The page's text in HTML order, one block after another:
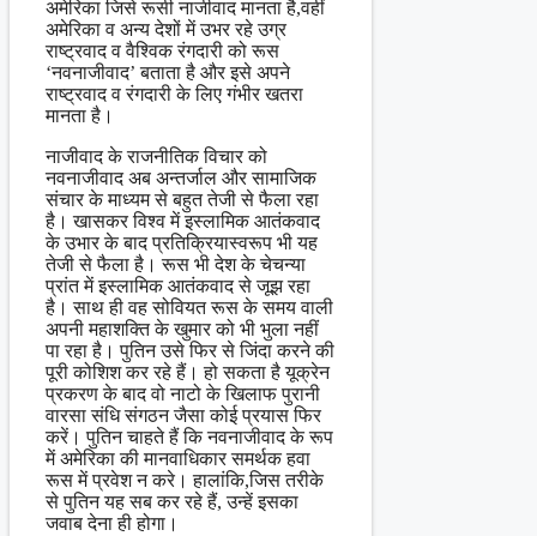
अमेरिका जिसे रूसी नाजीवाद मानता है,वहीं
अमेरिका व अन्य देशों में उभर रहे उग्र
राष्ट्रवाद व वैश्विक रंगदारी को रूस
‘नवनाजीवाद’ बताता है और इसे अपने
राष्ट्रवाद व रंगदारी के लिए गंभीर खतरा
मानता है।
नाजीवाद के राजनीतिक विचार को
नवनाजीवाद अब अन्तर्जाल और सामाजिक
संचार के माध्यम से बहुत तेजी से फैला रहा
है। खासकर विश्व में इस्लामिक आतंकवाद
के उभार के बाद प्रतिक्रियास्वरूप भी यह
तेजी से फैला है। रूस भी देश के चेचन्या
प्रांत में इस्लामिक आतंकवाद से जूझ रहा
है। साथ ही वह सोवियत रूस के समय वाली
अपनी महाशक्ति के खुमार को भी भुला नहीं
पा रहा है। पुतिन उसे फिर से जिंदा करने की
पूरी कोशिश कर रहे हैं। हो सकता है यूक्रेन
प्रकरण के बाद वो नाटो के खिलाफ पुरानी
वारसा संधि संगठन जैसा कोई प्रयास फिर
करें। पुतिन चाहते हैं कि नवनाजीवाद के रूप
में अमेरिका की मानवाधिकार समर्थक हवा
रूस में प्रवेश न करे। हालांकि,जिस तरीके
से पुतिन यह सब कर रहे हैं, उन्हें इसका
जवाब देना ही होगा।